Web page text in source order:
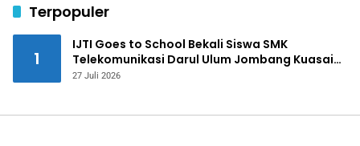
Terpopuler
1
IJTI Goes to School Bekali Siswa SMK
Telekomunikasi Darul Ulum Jombang Kuasai
Jurnalistik Digital
27 Juli 2026